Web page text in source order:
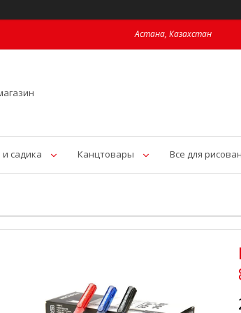
Астана, Казахстан
садика Канцтовары Все для